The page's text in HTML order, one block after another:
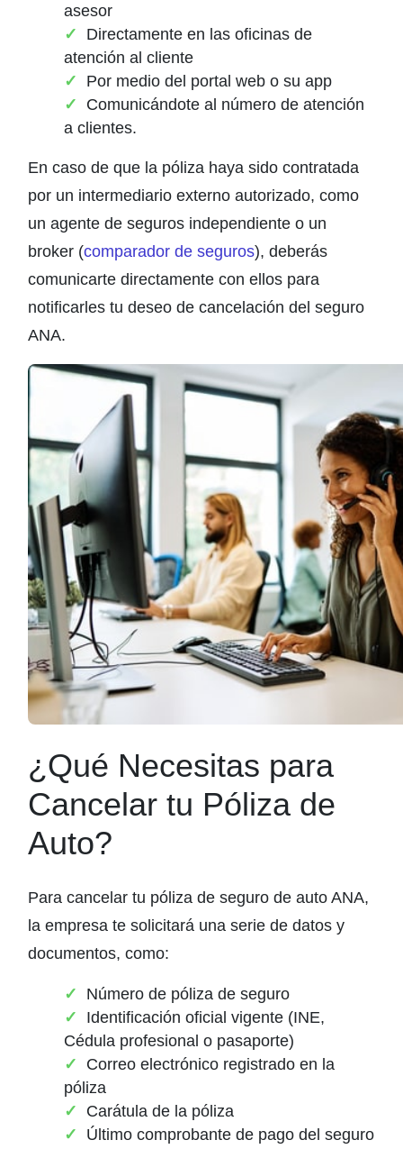
asesor
Directamente en las oficinas de
atención al cliente
Por medio del portal web o su app
Comunicándote al número de atención
a clientes.
En caso de que la póliza haya sido contratada
por un intermediario externo autorizado, como
un agente de seguros independiente o un
broker (comparador de seguros), deberás
comunicarte directamente con ellos para
notificarles tu deseo de cancelación del seguro
ANA.
¿Qué Necesitas para
Cancelar tu Póliza de
Auto?
Para cancelar tu póliza de seguro de auto ANA,
la empresa te solicitará una serie de datos y
documentos, como:
Número de póliza de seguro
Identificación oficial vigente (INE,
Cédula profesional o pasaporte)
Correo electrónico registrado en la
póliza
Carátula de la póliza
Último comprobante de pago del seguro